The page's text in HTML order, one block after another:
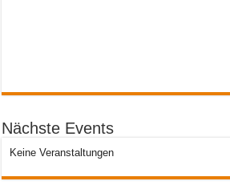
Nächste Events
Keine Veranstaltungen